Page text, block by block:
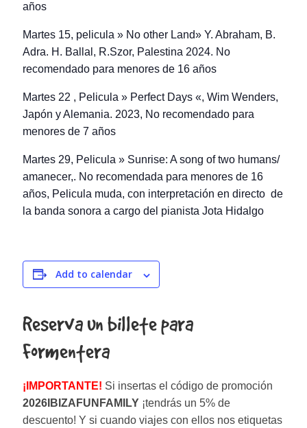
años
Martes 15, pelicula » No other Land» Y. Abraham, B.
Adra. H. Ballal, R.Szor, Palestina 2024. No
recomendado para menores de 16 años
Martes 22 , Pelicula » Perfect Days «, Wim Wenders,
Japón y Alemania. 2023, No recomendado para
menores de 7 años
Martes 29, Pelicula » Sunrise: A song of two humans/
amanecer,. No recomendada para menores de 16
años, Pelicula muda, con interpretación en directo de
la banda sonora a cargo del pianista Jota Hidalgo
Add to calendar
Reserva un billete para
Formentera
¡IMPORTANTE! Si insertas el código de promoción
2026IBIZAFUNFAMILY ¡tendrás un 5% de
descuento! Y si cuando viajes con ellos nos etiquetas